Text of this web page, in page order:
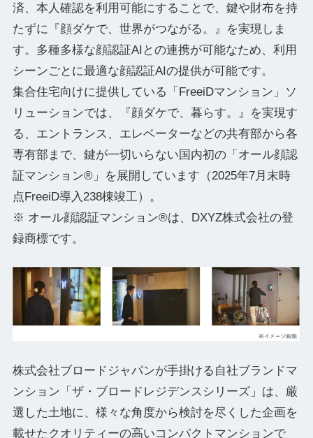
済、本人確認を利用可能にすることで、鍵や財布を持
たずに『顔ダケで、世界がつながる。』を実現しま
す。多種多様な顔認証AIとの連携が可能なため、利用
シーンごとに最適な顔認証AIの提供が可能です。
集合住宅向けに提供している「FreeiDマンション」ソ
リューションでは、『顔ダケで、暮らす。』を実現す
る、エントランス、エレベーターなどの共有部から各
専有部まで、鍵が一切いらない国内初の「オール顔認
証マンション®」を展開しています（2025年7月末時
点FreeiD導入238棟竣工）。
※ オール顔認証マンション®は、DXYZ株式会社の登
録商標です。
株式会社ブロードジャパンが手掛ける自社ブランドマ
ンション「ザ・ブロードレジデンスシリーズ」は、厳
選した土地に、様々な角度から検討を尽くした企画を
載せたクオリティーの高いコンパクトマンションで